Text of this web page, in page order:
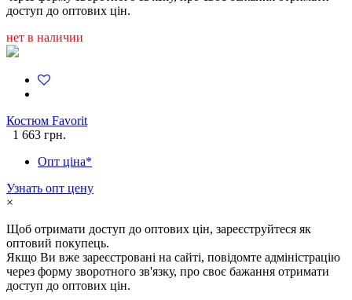
доступ до оптових цін.
нет в наличии
Костюм Favorit
1 663 грн.
Опт ціна*
Узнать опт цену
×
Щоб отримати доступ до оптових цін, зареєструйтеся як
оптовий покупець.
Якщо Ви вже зареєстровані на сайті, повідомте адміністрацію
через форму зворотного зв'язку, про своє бажання отримати
доступ до оптових цін.